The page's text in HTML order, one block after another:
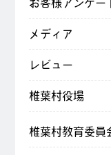
お客様アンケー
メディア
レビュー
椎葉村役場
椎葉村教育委員